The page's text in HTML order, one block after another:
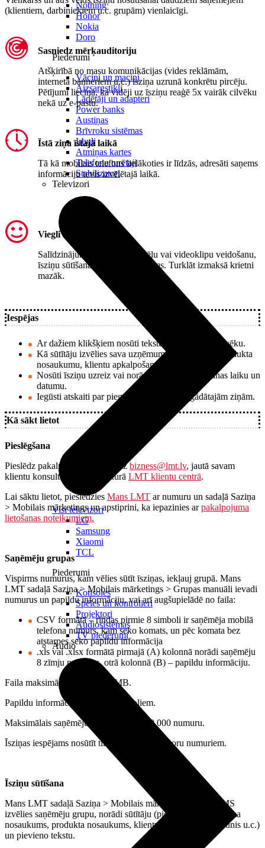
Nothing
Honor
Nokia
Doro
Piederumi
Vāciņi un maciņi
Aizsargstikli
Lādētāji un adapteri
Power banks
Austiņas
Brīvroku sistēmas
Irbuļi
Atmiņas kartes
Telefonu turētaji
Stabilizatori
Televizori
Visi televizori
LG
Samsung
Xiaomi
TCL
Piederumi
Konsoles
Spēles un kontrolieri
Projektori
Audiosistēmas
TV piederumi
Audio
(klientiem, darbiniekiem u.c. grupām) vienlaicīgi.
Sasniedz mērķauditoriju
Atšķirībā no masu komunikācijas (vides reklāmām,
interneta banneriem u.c.) īsziņa uzrunā konkrētu pircēju.
Pētījumi liecina, ka vidēji uz īsziņu reaģē 5x vairāk cilvēku
nekā uz e-pastu.
Īstā ziņa īstajā laikā
Tā kā mobilais telefons lielākoties ir līdzās, adresāti saņems
informāciju tevis izvēlētajā laikā.
Viegli īstenot
Salīdzinājumā ar reklāmas attēlu vai videoklipu veidošanu,
īsziņu sūtīšana ir viegls uzdevums. Turklāt izmaksā krietni
mazāk.
Iespējas
Ar dažiem klikšķiem nosūti tekstu līdz 50 tūkst. cilvēku.
Kā sūtītāju izvēlies sava uzņēmuma nosaukumu, produkta
nosaukumu, klientu apkalpošanas tālruni u.c.
Nosūti īsziņu uzreiz vai norādi konkrētu izsūtīšanas laiku un
datumu.
Iegūsti atskaiti par piegādātājām un nepiegādātajām ziņām.
Kā sākt lietot
Pieslēgšana
Pieslēdz pakalpojumu, rakstot uzbizness@lmt.lv, jautā savam
klientu konsultantam vai jebkurā LMT klientu centrā.
Lai sāktu lietot, pieslēdzies Mans LMT ar numuru un sadaļā Saziņa
> Mobilais mārketings un apstiprini, ka iepazinies arpakalpojuma
lietošanas noteikumiem.
Saņēmēju grupas
Vispirms numurus, kam vēlies sūtīt īsziņas, iekļauj grupā. Mans
LMT sadaļā Saziņa > Mobilais mārketings > Grupas manuāli ievadi
numurus un papildu informāciju, vai arī augšupielādē no faila:
CSV formātā – rindas pirmie 8 simboli ir saņēmēja mobilā
telefona numurs, kam seko komats, un pēc komata bez
atstarpes seko papildu informācija
.xls vai .xlsx formātā pirmajā (A) kolonnā norādi saņēmēju
8 zīmju numurus, otrā kolonnā (B) – papildu informāciju.
Faila maksimālais izmērs – 1 MB.
Papildu informācija – līdz 40 simboliem.
Maksimālais saņēmēju skaits grupā – 50 000 numuru.
Īsziņas iespējams nosūtīt tikai Latvijas operatoru numuriem.
Īsziņu sūtīšana
Mans LMT sadaļā Saziņa > Mobilais mārketings > Sūtīt SMS
izvēlies saņēmēju grupu, norādi sūtītāju (piem., tava uzņēmuma
nosaukums, produkta nosaukums, klientu apkalpošanas tālrunis u.c.)
un pievieno tekstu.